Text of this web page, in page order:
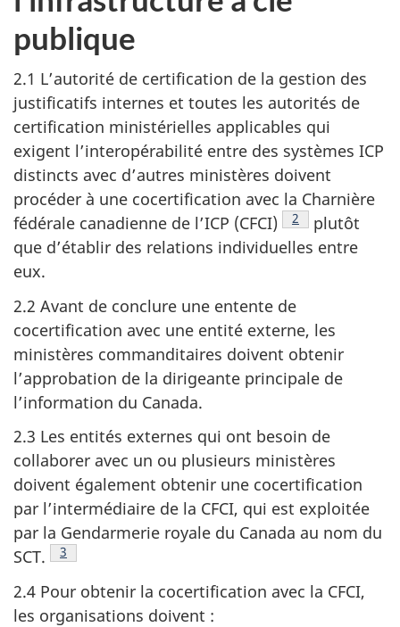
publique
2.1 L’autorité de certification de la gestion des
justificatifs internes et toutes les autorités de
certification ministérielles applicables qui
exigent l’interopérabilité entre des systèmes ICP
distincts avec d’autres ministères doivent
procéder à une cocertification avec la Charnière
fédérale canadienne de l’ICP (CFCI)
Note en bas de
2
plutôt
que d’établir des relations individuelles entre
eux.
2.2 Avant de conclure une entente de
cocertification avec une entité externe, les
ministères commanditaires doivent obtenir
l’approbation de la dirigeante principale de
l’information du Canada.
2.3 Les entités externes qui ont besoin de
collaborer avec un ou plusieurs ministères
doivent également obtenir une cocertification
par l’intermédiaire de la CFCI, qui est exploitée
par la Gendarmerie royale du Canada au nom du
SCT.
Note en bas de page
3
2.4 Pour obtenir la cocertification avec la CFCI,
les organisations doivent :